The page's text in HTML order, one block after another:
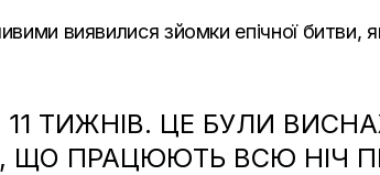
виявилися зйомки епічної битви,
ТИЖНІВ. ЦЕ БУЛИ
ЩО ПРАЦЮЮТЬ ВСЮ НІЧ